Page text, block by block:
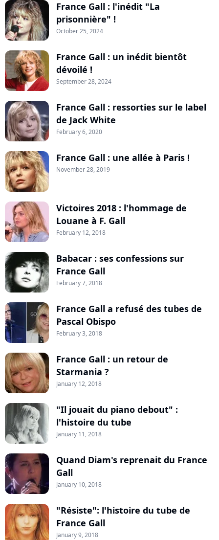
France Gall : l'inédit "La
prisonnière" !
October 25, 2024
France Gall : un inédit bientôt
dévoilé !
September 28, 2024
France Gall : ressorties sur le label
de Jack White
February 6, 2020
France Gall : une allée à Paris !
November 28, 2019
Victoires 2018 : l'hommage de
Louane à F. Gall
February 12, 2018
Babacar : ses confessions sur
France Gall
February 7, 2018
France Gall a refusé des tubes de
Pascal Obispo
February 3, 2018
France Gall : un retour de
Starmania ?
January 12, 2018
"Il jouait du piano debout" :
l'histoire du tube
January 11, 2018
Quand Diam's reprenait du France
Gall
January 10, 2018
"Résiste": l'histoire du tube de
France Gall
January 9, 2018